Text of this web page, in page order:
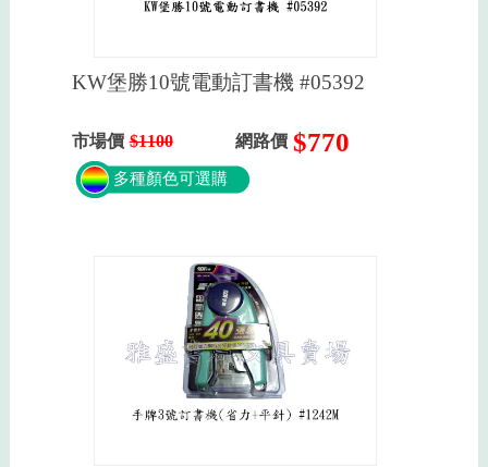
KW堡勝10號電動訂書機 #05392
市場價 $1100 網路價 $770
多種顏色可選購